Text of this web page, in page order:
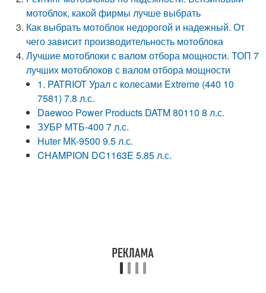
мотоблок, какой фирмы лучше выбрать
Как выбрать мотоблок недорогой и надежный. От
чего зависит производительность мотоблока
Лучшие мотоблоки с валом отбора мощности. ТОП 7
лучших мотоблоков с валом отбора мощности
1. PATRIOT Урал с колесами Extreme (440 10
7581) 7.8 л.с.
Daewoo Power Products DATM 80110 8 л.с.
ЗУБР МТБ-400 7 л.с.
Huter МК-9500 9.5 л.с.
CHAMPION DC1163E 5.85 л.с.